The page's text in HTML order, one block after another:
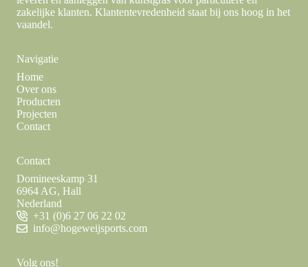
zakelijke klanten. Klantentevredenheid staat bij ons hoog in het
vaandel.
Navigatie
Home
Over ons
Producten
Projecten
Contact
Contact
Domineeskamp 31
6964 AG, Hall
Nederland
+31 (0)6 27 06 22 02
info@hogeweijsports.com
Volg ons!